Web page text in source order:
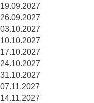
19.09.2027
26.09.2027
03.10.2027
10.10.2027
17.10.2027
24.10.2027
31.10.2027
07.11.2027
14.11.2027